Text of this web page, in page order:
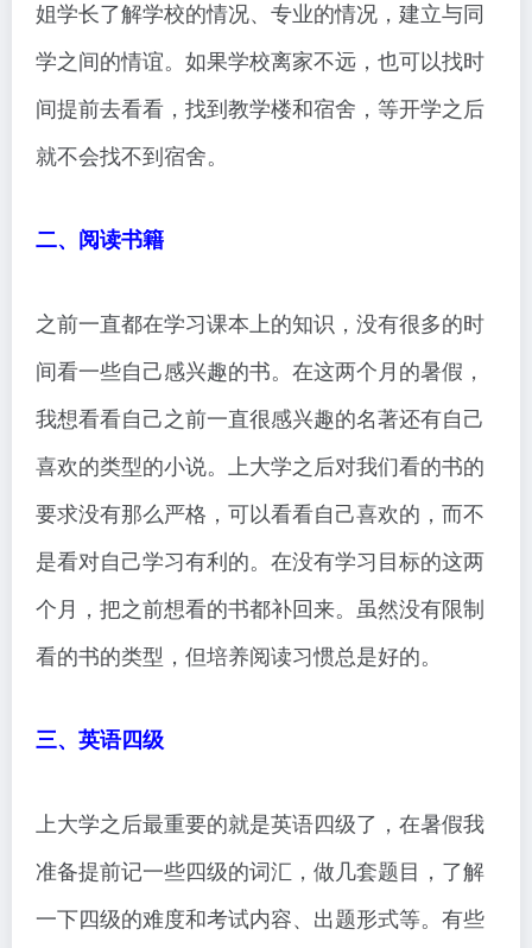
姐学长了解学校的情况、专业的情况，建立与同
学之间的情谊。如果学校离家不远，也可以找时
间提前去看看，找到教学楼和宿舍，等开学之后
就不会找不到宿舍。
二、阅读书籍
之前一直都在学习课本上的知识，没有很多的时
间看一些自己感兴趣的书。在这两个月的暑假，
我想看看自己之前一直很感兴趣的名著还有自己
喜欢的类型的小说。上大学之后对我们看的书的
要求没有那么严格，可以看看自己喜欢的，而不
是看对自己学习有利的。在没有学习目标的这两
个月，把之前想看的书都补回来。虽然没有限制
看的书的类型，但培养阅读习惯总是好的。
三、英语四级
上大学之后最重要的就是英语四级了，在暑假我
准备提前记一些四级的词汇，做几套题目，了解
一下四级的难度和考试内容、出题形式等。有些